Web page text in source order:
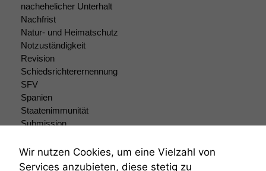
nachehelicher Unterhalt
Nachfrist
Natur- und Heimatschutz
Notzuständigkeit
Revision
Schiedsrichterernennung
SFV
Spanien
Staatenimmunität
Submission
Teilungsklage
Venezuela
Wir nutzen Cookies, um eine Vielzahl von
Services anzubieten, diese stetig zu
funktionieren.